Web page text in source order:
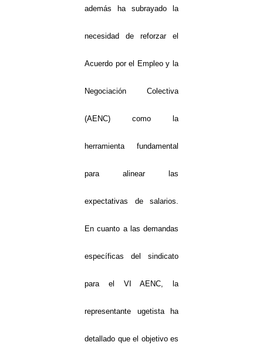
además ha subrayado la
necesidad de reforzar el
Acuerdo por el Empleo y la
Negociación Colectiva
(AENC) como la
herramienta fundamental
para alinear las
expectativas de salarios.
En cuanto a las demandas
específicas del sindicato
para el VI AENC, la
representante ugetista ha
detallado que el objetivo es